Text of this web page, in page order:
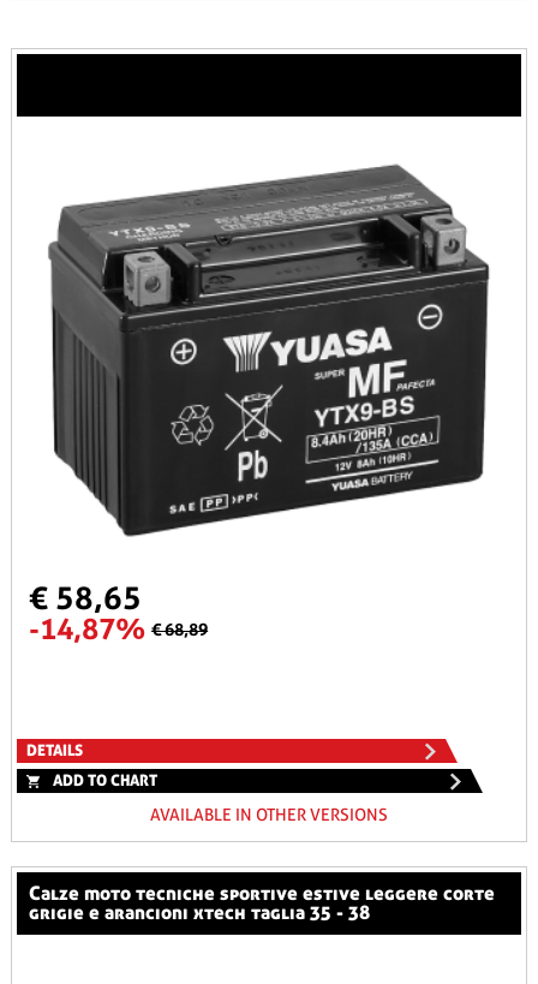
€ 58,65
-14,87% € 68,89
DETAILS
ADD TO CHART
AVAILABLE IN OTHER VERSIONS
calze moto tecniche sportive estive leggere corte
grigie e arancioni xtech taglia 35 - 38